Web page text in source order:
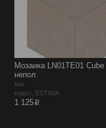
Мозаика LN01TE01
непол.
мм
класс, ESTIMA
1 125p